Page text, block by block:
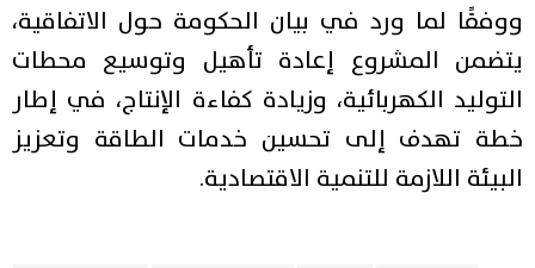
ووفقًا لما ورد في بيان الحكومة حول الاتفاقية،
يتضمن المشروع إعادة تأهيل وتوسيع محطات
التوليد الكهربائية، وزيادة كفاءة الإنتاج، في إطار
خطة تهدف إلى تحسين خدمات الطاقة وتعزيز
البيئة اللازمة للتنمية الاقتصادية.